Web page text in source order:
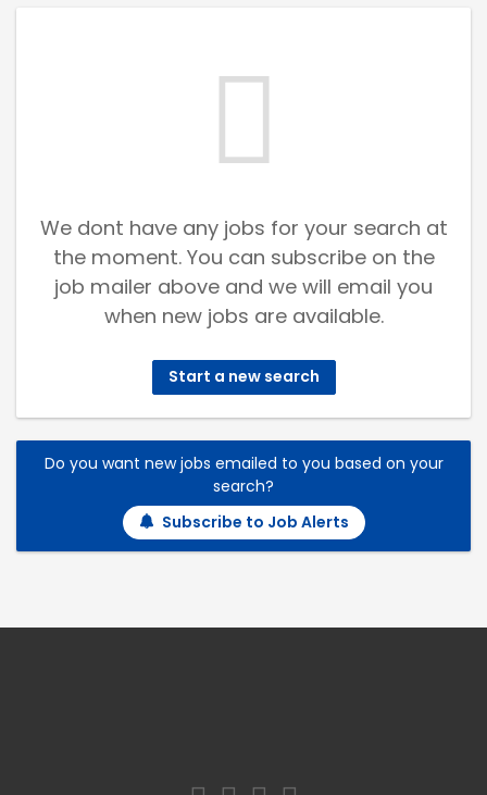
We dont have any jobs for your search at
the moment. You can subscribe on the
job mailer above and we will email you
when new jobs are available.
Start a new search
Do you want new jobs emailed to you based on your
search?
Subscribe to Job Alerts